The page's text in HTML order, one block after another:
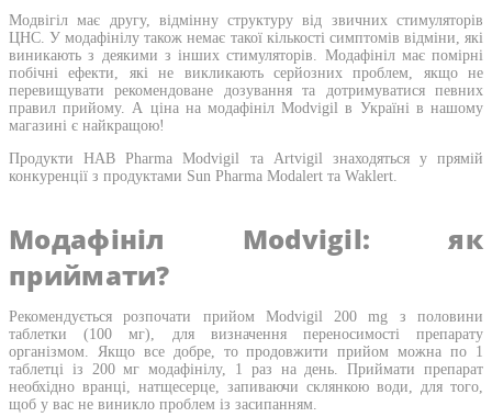
Модвігіл має другу, відмінну структуру від звичних стимуляторів
ЦНС. У модафінілу також немає такої кількості симптомів відміни, які
виникають з деякими з інших стимуляторів. Модафініл має помірні
побічні ефекти, які не викликають серйозних проблем, якщо не
перевищувати рекомендоване дозування та дотримуватися певних
правил прийому. А ціна на модафініл Modvigil в Україні в нашому
магазині є найкращою!
Продукти HAB Pharma Modvigil та Artvigil знаходяться у прямій
конкуренції з продуктами Sun Pharma Modalert та Waklert.
Модафініл Modvigil: як
приймати?
Рекомендується розпочати прийом Modvigil 200 mg з половини
таблетки (100 мг), для визначення переносимості препарату
організмом. Якщо все добре, то продовжити прийом можна по 1
таблетці із 200 мг модафінілу, 1 раз на день. Приймати препарат
необхідно вранці, натщесерце, запиваючи склянкою води, для того,
щоб у вас не виникло проблем із засипанням.